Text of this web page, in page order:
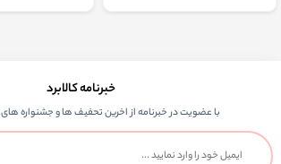
خبرنامه کالابرد
با عضویت در خبرنامه از اخرین تحفیف ها و جشنواره